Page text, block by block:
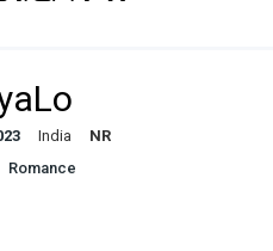
India
NR
Romance